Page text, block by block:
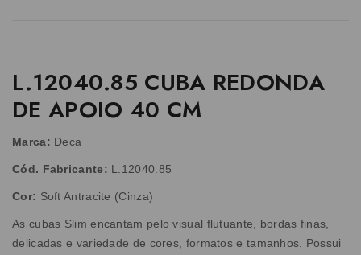
L.12040.85 CUBA REDONDA
DE APOIO 40 CM
Marca: Deca
Cód. Fabricante: L.12040.85
Cor: Soft Antracite (Cinza)
As cubas Slim encantam pelo visual flutuante, bordas finas,
delicadas e variedade de cores, formatos e tamanhos. Possui